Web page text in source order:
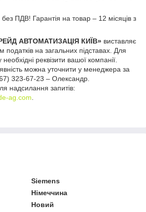
без ПДВ! Гарантія на товар – 12 місяців з
АВТОМАТИЗАЦІЯ КИЇВ» виставляє
податків на загальних підставах. Для
реквізити вашої компанії.
можна уточнити у менеджера за
323-67-23 – Олександр.
надсилання запитів:
ag.com
Siemens
Німеччина
Новий